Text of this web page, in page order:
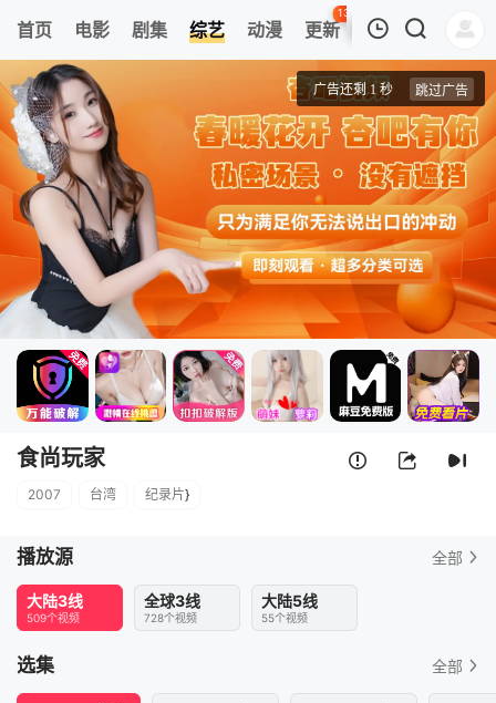
首页 电影 剧集 综艺 动漫 更新
136
热榜 APP
20221102期
清空
食尚玩家
2007 台湾 纪录片}
播放源 全部
大陆3线
509个视频
全球3线
728个视频
大陆5线
55个视频
选集 全部